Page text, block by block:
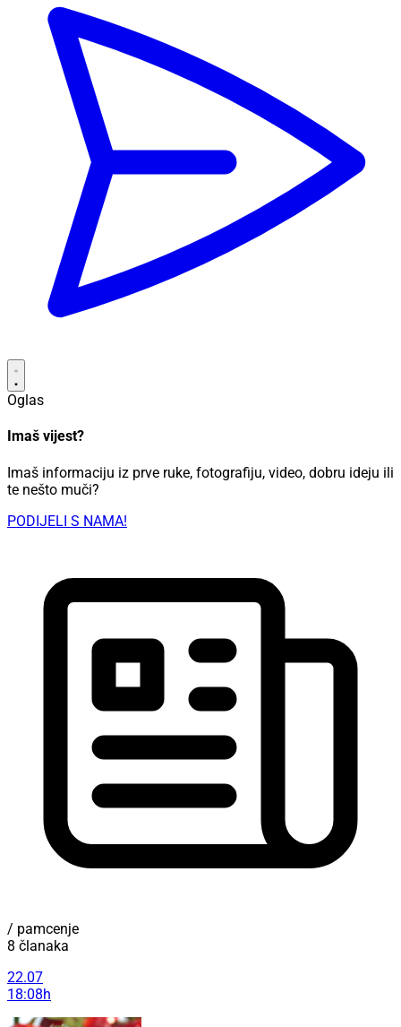
Oglas
Imaš vijest?
Imaš informaciju iz prve ruke, fotografiju, video, dobru ideju ili
te nešto muči?
PODIJELI S NAMA!
/ pamcenje
8 članaka
22.07
18:08h